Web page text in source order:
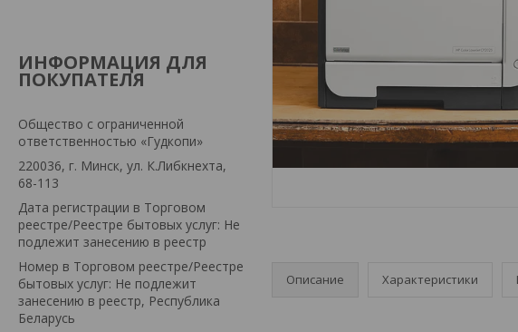
ИНФОРМАЦИЯ ДЛЯ
ПОКУПАТЕЛЯ
Общество с ограниченной
ответственностью «Гудкопи»
220036, г. Минск, ул. К.Либкнехта,
68-113
Дата регистрации в Торговом
реестре/Реестре бытовых услуг: Не
подлежит занесению в реестр
Номер в Торговом реестре/Реестре
бытовых услуг: Не подлежит
занесению в реестр, Республика
Беларусь
Описание Характеристики